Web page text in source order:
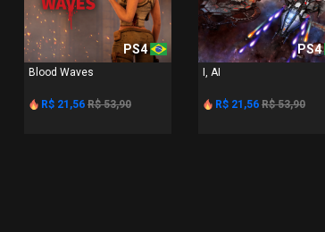
PS4
Blood Waves
R$ 21,56 R$ 53,90
PS4
I, AI
R$ 21,56 R$ 53,90